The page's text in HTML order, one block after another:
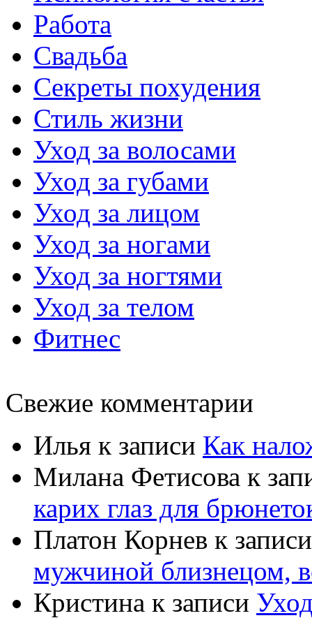
Работа
Свадьба
Секреты похудения
Стиль жизни
Уход за волосами
Уход за губами
Уход за лицом
Уход за ногами
Уход за ногтями
Уход за телом
Фитнес
Свежие комментарии
Илья к записи Как
Милана Фетисова к
карих глаз для
Платон Корнев к
мужчиной близнецом,
Кристина к записи